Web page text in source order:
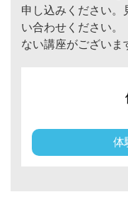
申し込みください。
い合わせください。
ない講座がございま
体